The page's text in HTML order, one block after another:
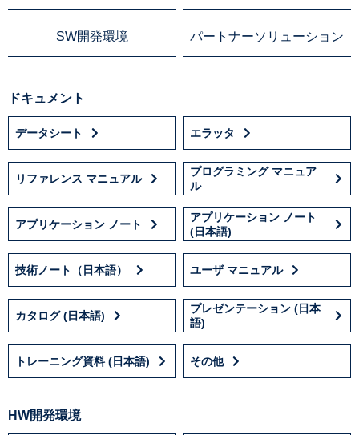
SW開発環境 パートナーソリューション
ドキュメント
データシート エラッタ
リファレンス マニュアル
プログラミング マニュア
ル
アプリケーション ノート
アプリケーション ノート
(日本語)
技術ノート（日本語） ユーザ マニュアル
カタログ (日本語)
プレゼンテーション (日本
語)
トレーニング資料 (日本語) その他
HW開発環境